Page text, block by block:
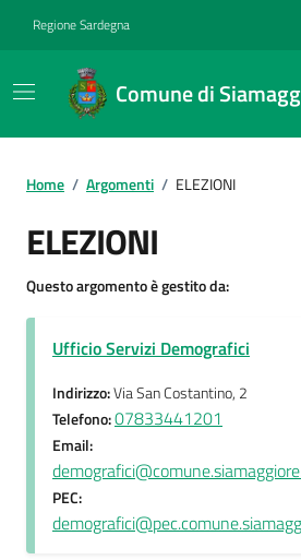
Regione Sardegna
Comune di
Home / Argomenti / ELEZIONI
ELEZIONI
Questo argomento è gestito da:
Ufficio Servizi Demografici
Indirizzo:Via San Costantino, 2
Telefono:07833441201
Email:
PEC: